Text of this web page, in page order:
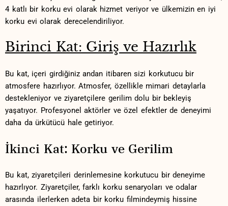
4 katlı bir‌ korku evi olarak hizmet veriyor ve​ ülkemizin en iyi
korku evi olarak derecelendiriliyor.
Birinci Kat: Giriş ve Hazırlık
Bu​ kat, içeri girdiğiniz andan itibaren sizi korkutucu⁣ bir
atmosfere hazırlıyor. Atmosfer, ‌özellikle mimari detaylarla
destekleniyor ve ziyaretçilere gerilim dolu bir‍ bekleyiş
yaşatıyor. Profesyonel aktörler ve özel ⁤efektler de deneyimi
daha da ürkütücü hale ⁤getiriyor.
İkinci‌ Kat:‌ Korku ve Gerilim
Bu kat,‌ ziyaretçileri derinlemesine korkutucu bir deneyime
hazırlıyor. Ziyaretçiler,‌ farklı korku senaryoları ve odalar⁤
arasında ilerlerken adeta bir korku‍ filmindeymiş hissine